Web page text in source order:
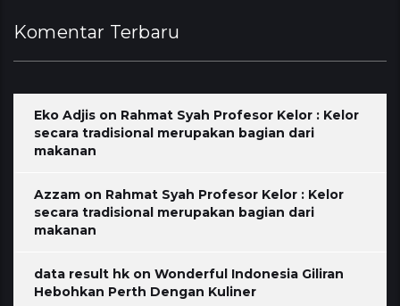
Komentar Terbaru
Eko Adjis on Rahmat Syah Profesor Kelor : Kelor
secara tradisional merupakan bagian dari
makanan
Azzam on Rahmat Syah Profesor Kelor : Kelor
secara tradisional merupakan bagian dari
makanan
data result hk on Wonderful Indonesia Giliran
Hebohkan Perth Dengan Kuliner